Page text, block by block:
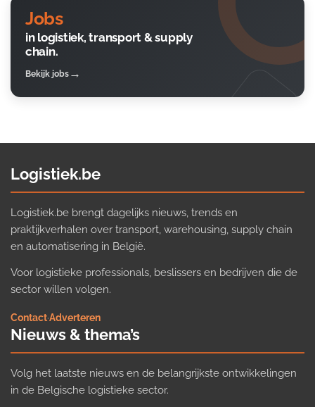
Jobs
in logistiek, transport & supply
chain.
Bekijk jobs
Logistiek.be
Logistiek.be brengt dagelijks nieuws, trends en
praktijkverhalen over transport, warehousing, supply chain
en automatisering in België.
Voor logistieke professionals, beslissers en bedrijven die de
sector willen volgen.
Contact·Adverteren
Nieuws & thema’s
Volg het laatste nieuws en de belangrijkste ontwikkelingen
in de Belgische logistieke sector.